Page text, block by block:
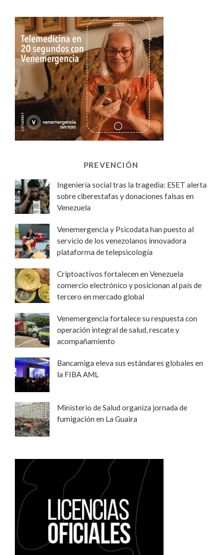
PREVENCIÓN
Ingeniería social tras la tragedia: ESET alerta
sobre ciberestafas y donaciones falsas en
Venezuela
Venemergencia y Psicodata han puesto al
servicio de los venezolanos innovadora
plataforma de telepsicología
Criptoactivos fortalecen en Venezuela
comercio electrónico y posicionan al país de
tercero en mercado global
Venemergencia fortalece su respuesta con
operación integral de salud, rescate y
acompañamiento
Bancamiga eleva sus estándares globales en
la FIBA AML
Ministerio de Salud organiza jornada de
fumigación en La Guaira